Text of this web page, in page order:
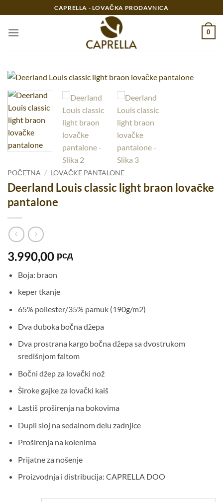
na
sadržaj
CAPRELLA - LOVAČKA PRODAVNICA
0
POČETNA / LOVAČKE PANTALONE
Deerland Louis classic light braon lovačke
pantalone
3.990,00 рсд
Boja: braon
keper tkanje
65% poliester/35% pamuk (190g/m2)
Dva duboka bočna džepa
Dva prostrana kargo bočna džepa sa dvostrukom
središnjom faltom
Bočni džep za lovački nož
Široke gajke za lovački kaiš
Lastiš proširenja na bokovima
Dupli sloj na sedalnom delu zadnjice
Proširenja na kolenima
Prijatne za nošenje
Proizvodnja i distribucija: CAPRELLA DOO